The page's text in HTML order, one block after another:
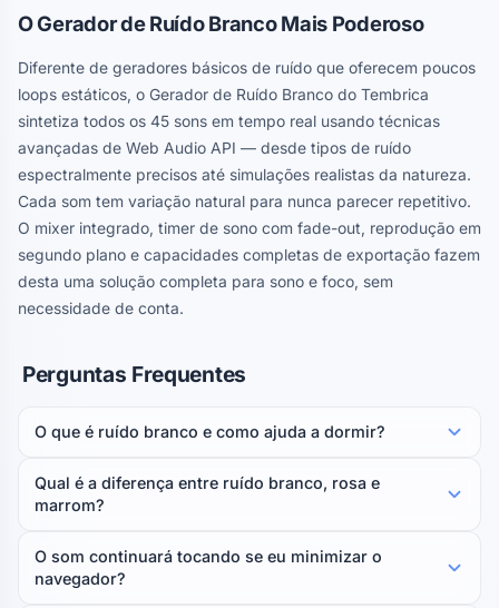
O Gerador de Ruído Branco Mais Poderoso
Diferente de geradores básicos de ruído que oferecem poucos
loops estáticos, o Gerador de Ruído Branco do Tembrica
sintetiza todos os 45 sons em tempo real usando técnicas
avançadas de Web Audio API — desde tipos de ruído
espectralmente precisos até simulações realistas da natureza.
Cada som tem variação natural para nunca parecer repetitivo.
O mixer integrado, timer de sono com fade-out, reprodução em
segundo plano e capacidades completas de exportação fazem
desta uma solução completa para sono e foco, sem
necessidade de conta.
Perguntas Frequentes
O que é ruído branco e como ajuda a dormir?
Qual é a diferença entre ruído branco, rosa e
marrom?
O som continuará tocando se eu minimizar o
navegador?